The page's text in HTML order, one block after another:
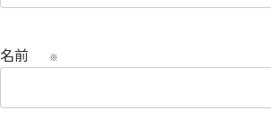
名前 ※